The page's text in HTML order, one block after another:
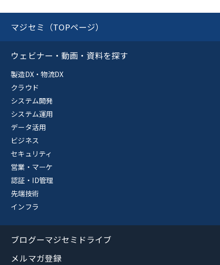
マジセミ（TOPページ）
ウェビナー・動画・資料を探す
製造DX・物流DX
クラウド
システム開発
システム運用
データ活用
ビジネス
セキュリティ
営業・マーケ
認証・ID管理
先端技術
インフラ
ブログーマジセミドライブ
メルマガ登録